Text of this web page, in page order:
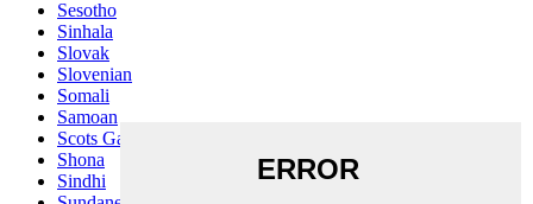
Sesotho
Sinhala
Slovak
Slovenian
Somali
Samoan
Scots Gaelic
Shona
Sindhi